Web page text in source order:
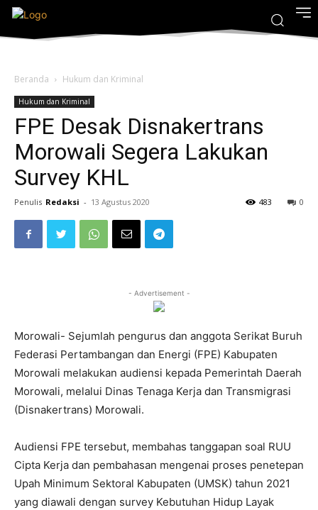
Beranda Hukum dan Kriminal
Hukum dan Kriminal
FPE Desak Disnakertrans
Morowali Segera Lakukan
Survey KHL
Penulis Redaksi - 13 Agustus 2020 0
483
- Advertisement -
Morowali- Sejumlah pengurus dan anggota Serikat Buruh
Federasi Pertambangan dan Energi (FPE) Kabupaten
Morowali melakukan audiensi kepada Pemerintah Daerah
Morowali, melalui Dinas Tenaga Kerja dan Transmigrasi
(Disnakertrans) Morowali.
Audiensi FPE tersebut, membahas tanggapan soal RUU
Cipta Kerja dan pembahasan mengenai proses penetepan
Upah Minimum Sektoral Kabupaten (UMSK) tahun 2021
yang diawali dengan survey Kebutuhan Hidup Layak